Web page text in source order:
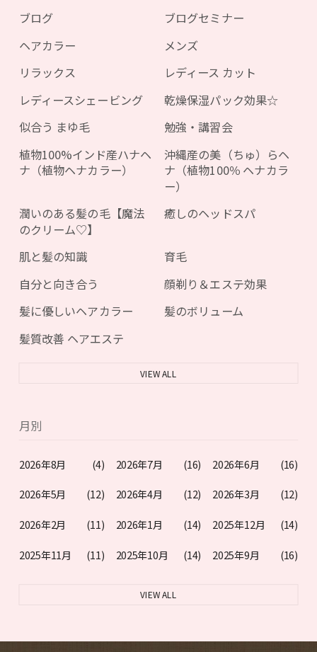
ブログ
ブログセミナー
ヘアカラー
メンズ
リラックス
レディース カット
レディースシェービング
乾燥保湿パック効果☆
似合う まゆ毛
勉強・講習会
植物100%インド産ハナヘ
ナ（植物ヘナカラー）
沖縄産の美（ちゅ）らヘ
ナ（植物100％ ヘナカラ
ー）
潤いのある髪の毛【魔法
のクリーム♡】
癒しのヘッドスパ
肌と髪の知識
育毛
自分と向き合う
顔剃り＆エステ効果
髪に優しいヘアカラー
髪のボリューム
髪質改善 ヘアエステ
VIEW ALL
月別
2026年8月 (4) 2026年7月 (16) 2026年6月 (16)
2026年5月 (12) 2026年4月 (12) 2026年3月 (12)
2026年2月 (11) 2026年1月 (14) 2025年12月 (14)
2025年11月 (11) 2025年10月 (14) 2025年9月 (16)
VIEW ALL